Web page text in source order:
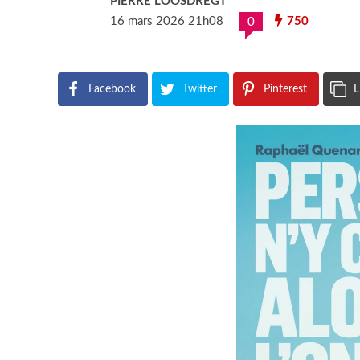
16 mars 2026 21h08
0 750
Facebook Twitter Pinterest